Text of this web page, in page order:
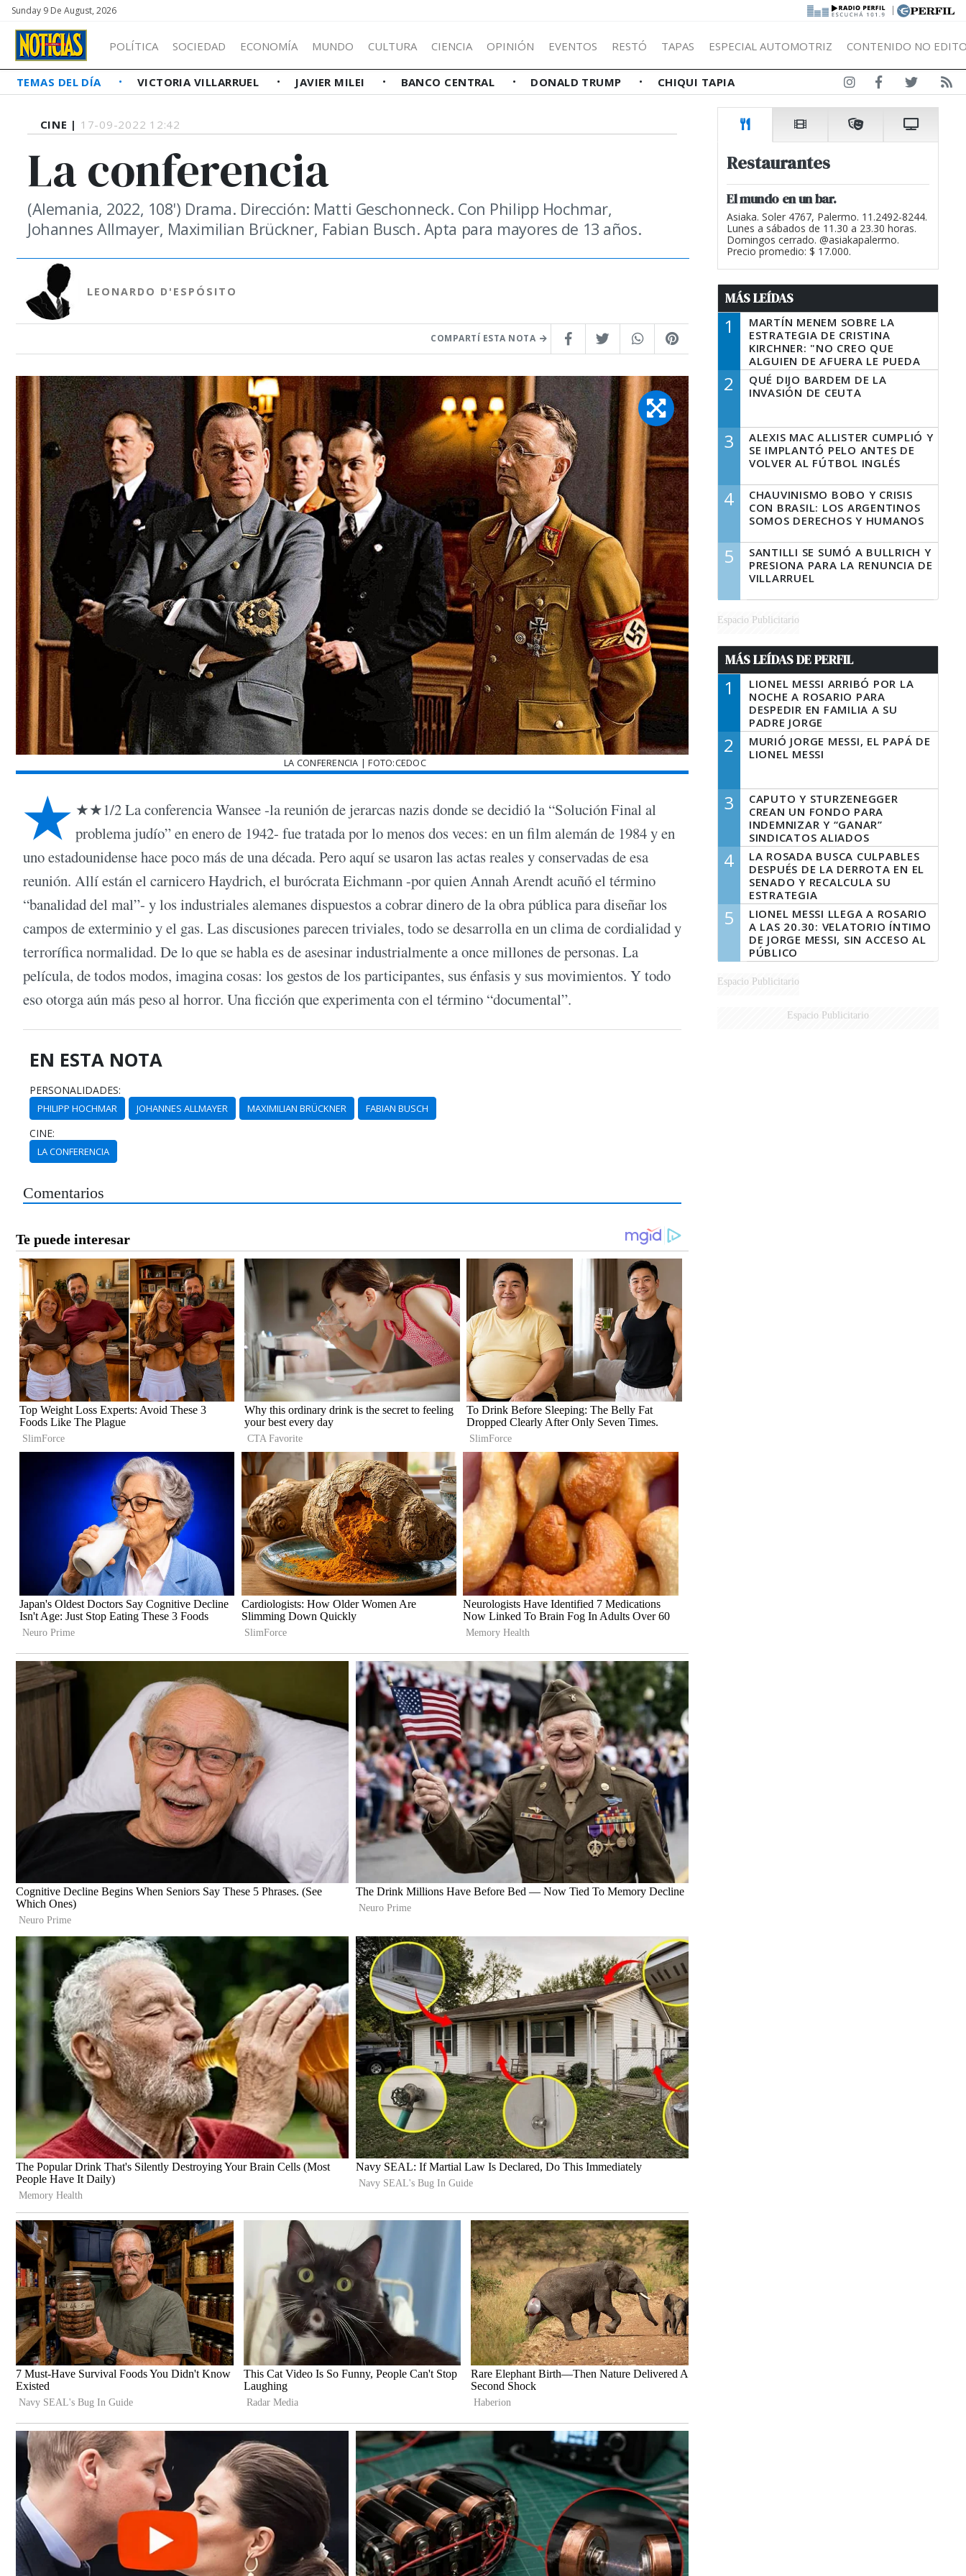
Sunday 9 De August, 2026 |
POLÍTICA SOCIEDAD ECONOMÍA MUNDO CULTURA CIENCIA OPINIÓN EVENTOS RESTÓ TAPAS ESPECIAL AUTOMOTRIZ CONTENIDO NO
TEMAS DEL DÍA VICTORIA VILLARRUEL JAVIER MILEI BANCO CENTRAL DONALD TRUMP CHIQUI TAPIA
CINE | 17-09-2022 12:42
La conferencia
(Alemania, 2022, 108') Drama. Dirección: Matti Geschonneck. Con Philipp Hochmar,
Johannes Allmayer, Maximilian Brückner, Fabian Busch. Apta para mayores de 13 años.
LEONARDO D'ESPÓSITO
COMPARTÍ ESTA NOTA
LA CONFERENCIA | FOTO:CEDOC
★ ★★1/2 La conferencia Wansee -la reunión de jerarcas nazis donde se decidió la “Solución Final al
problema judío” en enero de 1942- fue tratada por lo menos dos veces: en un film alemán de 1984 y en
uno estadounidense hace poco más de una década. Pero aquí se usaron las actas reales y conservadas de esa
reunión. Allí están el carnicero Haydrich, el burócrata Eichmann -por quien Annah Arendt acuñó el término
“banalidad del mal”- y los industriales alemanes dispuestos a cobrar dinero de la obra pública para diseñar los
campos de exterminio y el gas. Las discusiones parecen triviales, todo se desarrolla en un clima de cordialidad y
terrorífica normalidad. De lo que se habla es de asesinar industrialmente a once millones de personas. La
película, de todos modos, imagina cosas: los gestos de los participantes, sus énfasis y sus movimientos. Y todo
eso otorga aún más peso al horror. Una ficción que experimenta con el término “documental”.
EN ESTA NOTA
PERSONALIDADES:
PHILIPP HOCHMAR JOHANNES ALLMAYER MAXIMILIAN BRÜCKNER FABIAN BUSCH
CINE:
LA CONFERENCIA
Comentarios
Restaurantes
El mundo en un bar.
Asiaka. Soler 4767, Palermo. 11.2492-8244.
Lunes a sábados de 11.30 a 23.30 horas.
Domingos cerrado. @asiakapalermo.
Precio promedio: $ 17.000.
MÁS LEÍDAS
1
MARTÍN MENEM SOBRE LA
ESTRATEGIA DE CRISTINA
KIRCHNER: "NO CREO QUE
ALGUIEN DE AFUERA LE PUEDA
DECIR A LA JUSTICIA LO QUE
TIENE QUE HACER"
2
QUÉ DIJO BARDEM DE LA
INVASIÓN DE CEUTA
3
ALEXIS MAC ALLISTER CUMPLIÓ Y
SE IMPLANTÓ PELO ANTES DE
VOLVER AL FÚTBOL INGLÉS
4
CHAUVINISMO BOBO Y CRISIS
CON BRASIL: LOS ARGENTINOS
SOMOS DERECHOS Y HUMANOS
5
SANTILLI SE SUMÓ A BULLRICH Y
PRESIONA PARA LA RENUNCIA DE
VILLARRUEL
Espacio Publicitario
MÁS LEÍDAS DE PERFIL
1
LIONEL MESSI ARRIBÓ POR LA
NOCHE A ROSARIO PARA
DESPEDIR EN FAMILIA A SU
PADRE JORGE
2
MURIÓ JORGE MESSI, EL PAPÁ DE
LIONEL MESSI
3
CAPUTO Y STURZENEGGER
CREAN UN FONDO PARA
INDEMNIZAR Y “GANAR”
SINDICATOS ALIADOS
4
LA ROSADA BUSCA CULPABLES
DESPUÉS DE LA DERROTA EN EL
SENADO Y RECALCULA SU
ESTRATEGIA
5
LIONEL MESSI LLEGA A ROSARIO
A LAS 20.30: VELATORIO ÍNTIMO
DE JORGE MESSI, SIN ACCESO AL
PÚBLICO
Espacio Publicitario
Espacio Publicitario